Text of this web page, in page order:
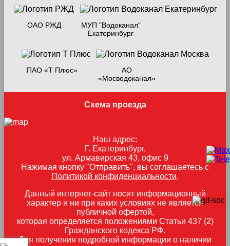
ОАО РЖД
МУП "Водоканал"
Екатеринбург
ПАО «Т Плюс»
АО
«Мосводоканал»
Схема проезда
Наш адрес:
Г. Екатеринбург,
ул. Армавирская 43, офис 9
Нажимая кнопку "Отправить", вы соглашаетесь с
Политикой конфиденциальности.
Данный интернет-сайт носит информационный
характер и ни при каких условиях не является
публичной офертой,
которая определяется положениями Статьи 437 (2)
Гражданского кодекса РФ.
Для получения подробной информации о наличии